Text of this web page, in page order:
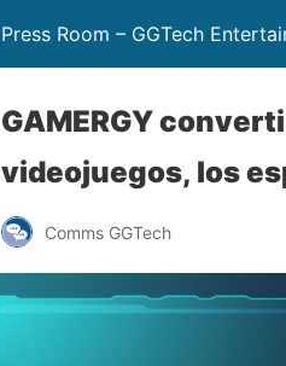
Press Room – GGTech
GAMERGY
videojuegos, los
Comms GGTech